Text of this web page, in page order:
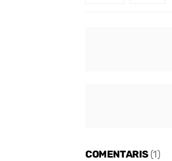
COMENTARIS (1)